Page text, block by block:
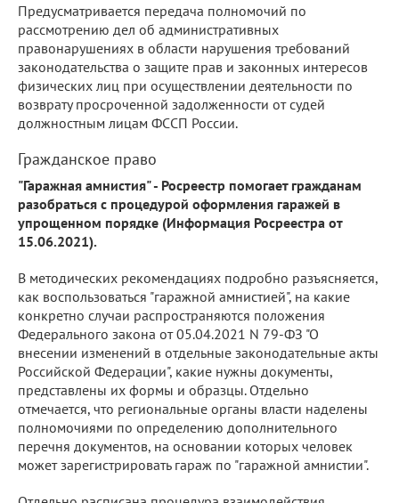
Предусматривается передача полномочий по
рассмотрению дел об административных
правонарушениях в области нарушения требований
законодательства о защите прав и законных интересов
физических лиц при осуществлении деятельности по
возврату просроченной задолженности от судей
должностным лицам ФССП России.
Гражданское право
"Гаражная амнистия" - Росреестр помогает гражданам
разобраться с процедурой оформления гаражей в
упрощенном порядке (Информация Росреестра от
15.06.2021).
В методических рекомендациях подробно разъясняется,
как воспользоваться "гаражной амнистией", на какие
конкретно случаи распространяются положения
Федерального закона от 05.04.2021 N 79-ФЗ "О
внесении изменений в отдельные законодательные акты
Российской Федерации", какие нужны документы,
представлены их формы и образцы. Отдельно
отмечается, что региональные органы власти наделены
полномочиями по определению дополнительного
перечня документов, на основании которых человек
может зарегистрировать гараж по "гаражной амнистии".